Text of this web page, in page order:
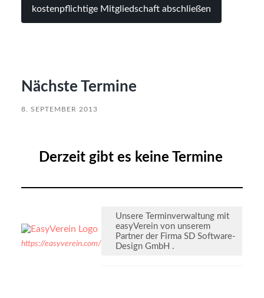
Nächste Termine
8. SEPTEMBER 2013
Derzeit gibt es keine Termine
https://easyverein.com/
Unsere Terminverwaltung mit
easyVerein von unserem
Partner der Firma SD Software-
Design GmbH .